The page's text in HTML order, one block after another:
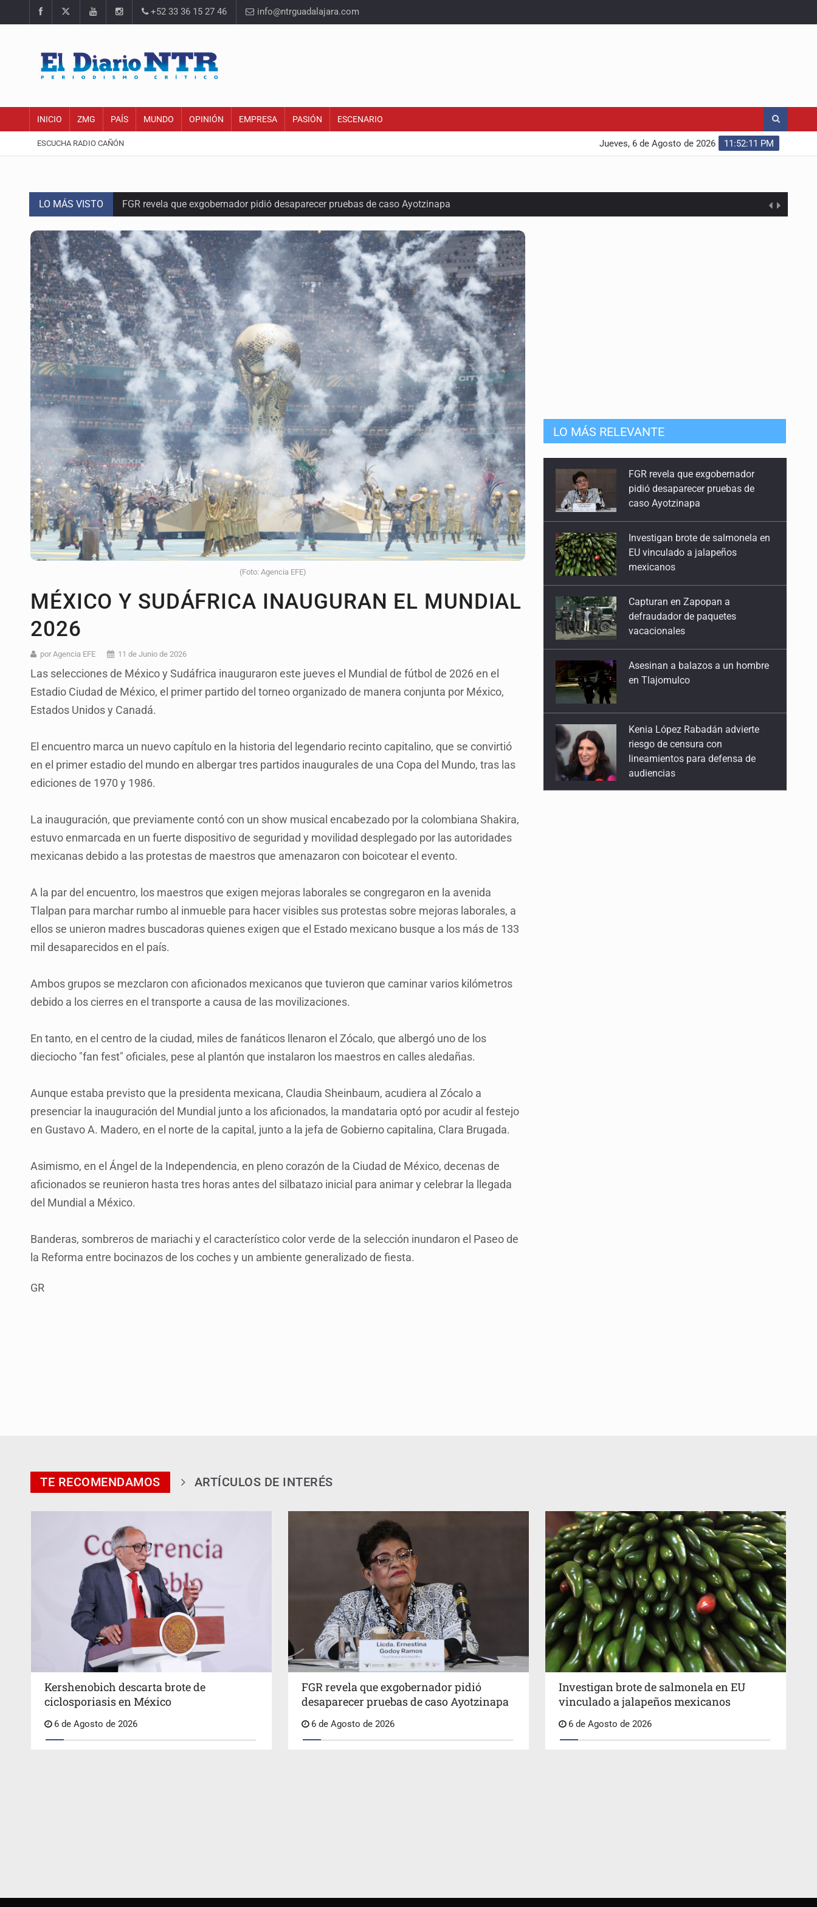
+52 33 36 15 27 46 info@ntrguadalajara.com
INICIO ZMG PAÍS MUNDO OPINIÓN EMPRESA PASIÓN ESCENARIO
ESCUCHA RADIO CAÑÓN 11:52:12 PM
Jueves, 6 de Agosto de 2026
LO MÁS VISTO FGR revela que exgobernador pidió desaparecer pruebas de caso Ayotzinapa
Capturan en Zapopan a defraudador de paquetes vacacionales
Adulto mayor pierde la vida en incendio de una vivienda en Oblatos
Asesinan a balazos a un hombre en calles de El Salto
Jalisco mantiene la búsqueda de 21 adolescentes desaparecidos durante julio
Asesinan a balazos a un hombre en Tlajomulco
Investigan brote de salmonela en EU vinculado a jalapeños mexicanos
Desarticulan en Cataluña célula del CJNG y decomisan 2.5 toneladas de metanfetamina
Fallece monseñor Carlos Garfias Merlos, arzobispo emérito de Morelia
Kershenobich descarta brote de ciclosporiasis en México
(Foto: Agencia EFE)
MÉXICO Y SUDÁFRICA INAUGURAN EL MUNDIAL
2026
por Agencia EFE 11 de Junio de 2026
Las selecciones de México y Sudáfrica inauguraron este jueves el Mundial de fútbol de 2026 en el
Estadio Ciudad de México, el primer partido del torneo organizado de manera conjunta por México,
Estados Unidos y Canadá.
El encuentro marca un nuevo capítulo en la historia del legendario recinto capitalino, que se convirtió
en el primer estadio del mundo en albergar tres partidos inaugurales de una Copa del Mundo, tras las
ediciones de 1970 y 1986.
La inauguración, que previamente contó con un show musical encabezado por la colombiana Shakira,
estuvo enmarcada en un fuerte dispositivo de seguridad y movilidad desplegado por las autoridades
mexicanas debido a las protestas de maestros que amenazaron con boicotear el evento.
A la par del encuentro, los maestros que exigen mejoras laborales se congregaron en la avenida
Tlalpan para marchar rumbo al inmueble para hacer visibles sus protestas sobre mejoras laborales, a
ellos se unieron madres buscadoras quienes exigen que el Estado mexicano busque a los más de 133
mil desaparecidos en el país.
Ambos grupos se mezclaron con aficionados mexicanos que tuvieron que caminar varios kilómetros
debido a los cierres en el transporte a causa de las movilizaciones.
En tanto, en el centro de la ciudad, miles de fanáticos llenaron el Zócalo, que albergó uno de los
dieciocho "fan fest" oficiales, pese al plantón que instalaron los maestros en calles aledañas.
Aunque estaba previsto que la presidenta mexicana, Claudia Sheinbaum, acudiera al Zócalo a
presenciar la inauguración del Mundial junto a los aficionados, la mandataria optó por acudir al festejo
en Gustavo A. Madero, en el norte de la capital, junto a la jefa de Gobierno capitalina, Clara Brugada.
Asimismo, en el Ángel de la Independencia, en pleno corazón de la Ciudad de México, decenas de
aficionados se reunieron hasta tres horas antes del silbatazo inicial para animar y celebrar la llegada
del Mundial a México.
Banderas, sombreros de mariachi y el característico color verde de la selección inundaron el Paseo de
la Reforma entre bocinazos de los coches y un ambiente generalizado de fiesta.
GR
LO MÁS RELEVANTE
FGR revela que exgobernador
pidió desaparecer pruebas de
caso Ayotzinapa
Investigan brote de salmonela en
EU vinculado a jalapeños
mexicanos
Capturan en Zapopan a
defraudador de paquetes
vacacionales
Asesinan a balazos a un hombre
en Tlajomulco
Kenia López Rabadán advierte
riesgo de censura con
lineamientos para defensa de
audiencias
TE RECOMENDAMOS ARTÍCULOS DE INTERÉS
Kershenobich descarta brote de
ciclosporiasis en México
6 de Agosto de 2026
FGR revela que exgobernador pidió
desaparecer pruebas de caso Ayotzinapa
6 de Agosto de 2026
Investigan brote de salmonela en EU
vinculado a jalapeños mexicanos
6 de Agosto de 2026